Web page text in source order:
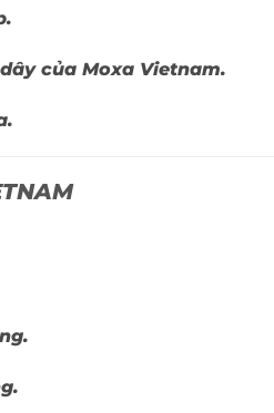
của Moxa Vietnam.